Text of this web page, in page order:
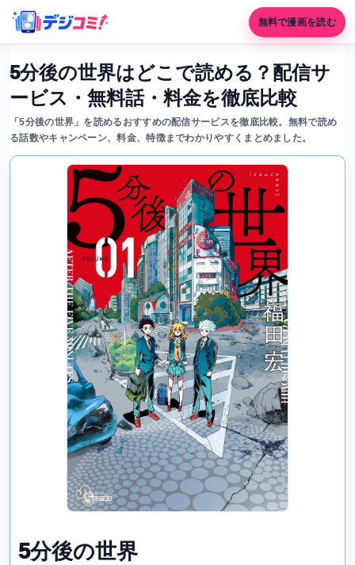
無料で漫画を読む
5分後の世界はどこで読める？配信サ
ービス・無料話・料金を徹底比較
「5分後の世界」を読めるおすすめの配信サービスを徹底比較。無料で読め
る話数やキャンペーン、料金、特徴までわかりやすくまとめました。
5分後の世界